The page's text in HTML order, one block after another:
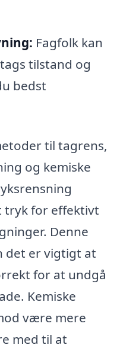
Fagfolk kan
tilstand og
bedst
til tagrens,
og kemiske
tryk for effektivt
Denne
det er vigtigt at
for at undgå
Kemiske
være mere
med til at